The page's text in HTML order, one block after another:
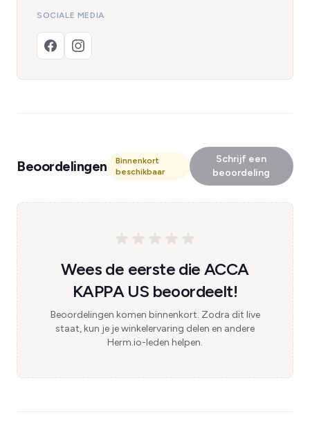
SOCIALE MEDIA
Beoordelingen
Binnenkort
beschikbaar
Schrijf een
beoordeling
Wees de eerste die ACCA
KAPPA US beoordeelt!
Beoordelingen komen binnenkort. Zodra dit live
staat, kun je je winkelervaring delen en andere
Herm.io-leden helpen.